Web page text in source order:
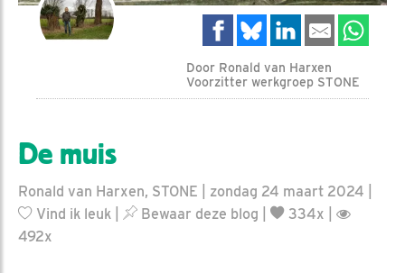
Door Ronald van Harxen
Voorzitter werkgroep STONE
De muis
Ronald van Harxen, STONE | zondag 24 maart 2024 |
Vind ik leuk
Bewaar deze blog
334x |
492x